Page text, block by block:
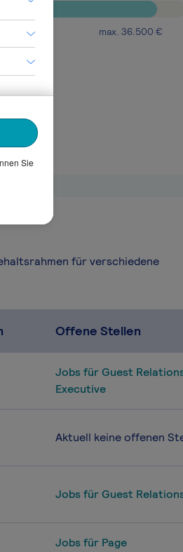
max. 36.500 €
für verschiedene
Offene Stellen
Jobs für Guest
Executive
Aktuell keine offenen
Jobs für Guest
Jobs für Page
Sie